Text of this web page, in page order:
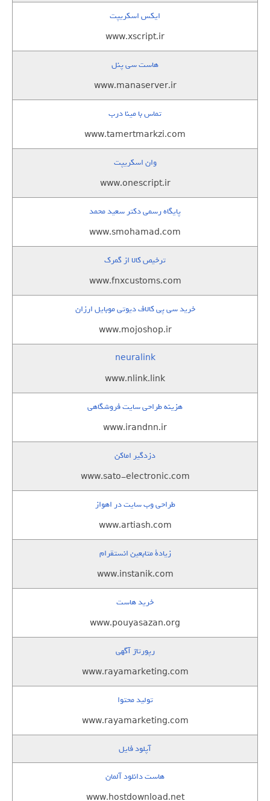
ایکس اسکریپت
www.xscript.ir
هاست سی پنل
www.manaserver.ir
تماس با مینا درب
www.tamertmarkzi.com
وان اسکریپت
www.onescript.ir
پایگاه رسمی دکتر سعید محمد
www.smohamad.com
ترخیص کالا از گمرک
www.fnxcustoms.com
خرید سی پی کالاف دیوتی موبایل ارزان
www.mojoshop.ir
neuralink
www.nlink.link
هزینه طراحی سایت فروشگاهی
www.irandnn.ir
دزدگیر اماکن
www.sato-electronic.com
طراحی وب سایت در اهواز
www.artiash.com
زيادة متابعين انستقرام
www.instanik.com
خرید هاست
www.pouyasazan.org
رپورتاژ آگهی
www.rayamarketing.com
تولید محتوا
www.rayamarketing.com
آپلود فایل
هاست دانلود آلمان
www.hostdownload.net